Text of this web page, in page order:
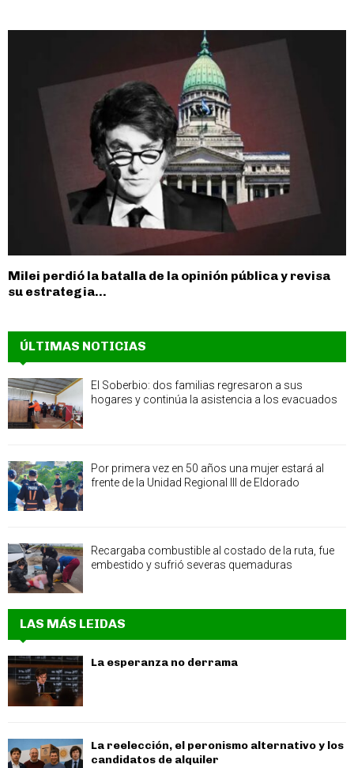
Milei perdió la batalla de la opinión pública y revisa
su estrategia...
ÚLTIMAS NOTICIAS
El Soberbio: dos familias regresaron a sus
hogares y continúa la asistencia a los evacuados
Por primera vez en 50 años una mujer estará al
frente de la Unidad Regional III de Eldorado
Recargaba combustible al costado de la ruta, fue
embestido y sufrió severas quemaduras
LAS MÁS LEIDAS
La esperanza no derrama
La reelección, el peronismo alternativo y los
candidatos de alquiler